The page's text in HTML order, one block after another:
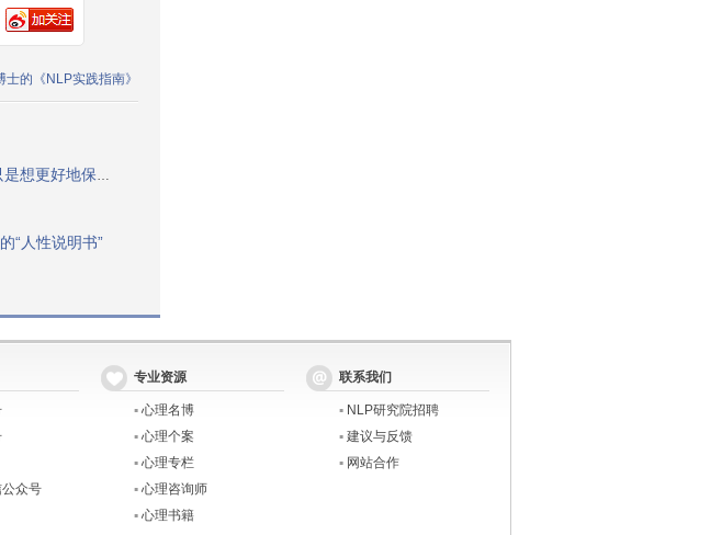
士的《NLP实践指南》
好地保护自己”
“人性说明书”
众号
专业资源
▪ 心理名博
▪ 心理个案
▪ 心理专栏
▪ 心理咨询师
▪ 心理书籍
联系我们
▪ NLP研究院招聘
▪ 建议与反馈
▪ 网站合作